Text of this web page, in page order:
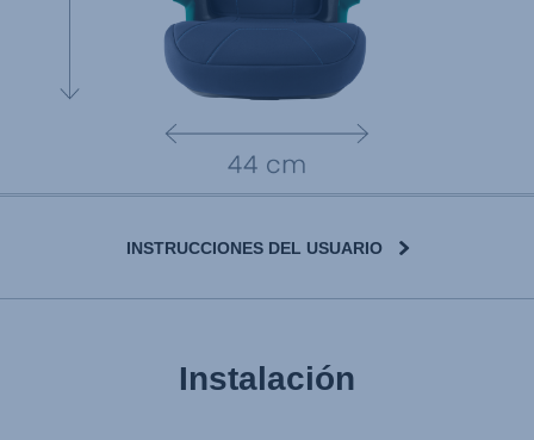
INSTRUCCIONES DEL USUARIO
Instalación